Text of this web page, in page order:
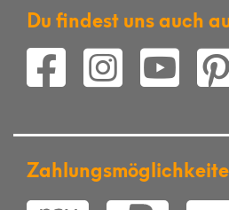
Du findest uns auch